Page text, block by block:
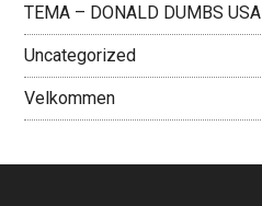
TEMA – DONALD DUMBS USA
Uncategorized
Velkommen